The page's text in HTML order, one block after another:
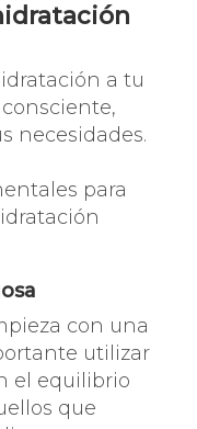
a tu
necesidades.
para
con una
utilizar
el equilibrio
que